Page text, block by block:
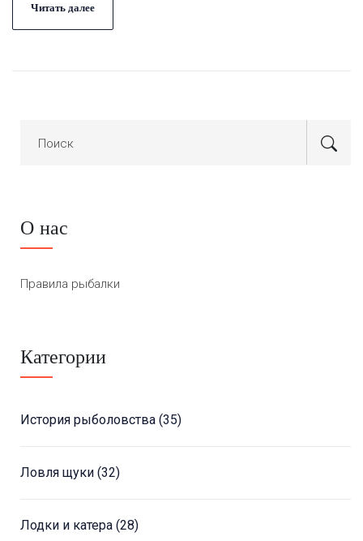
Читать далее
О нас
Правила рыбалки
Категории
История рыболовства (35)
Ловля щуки (32)
Лодки и катера (28)